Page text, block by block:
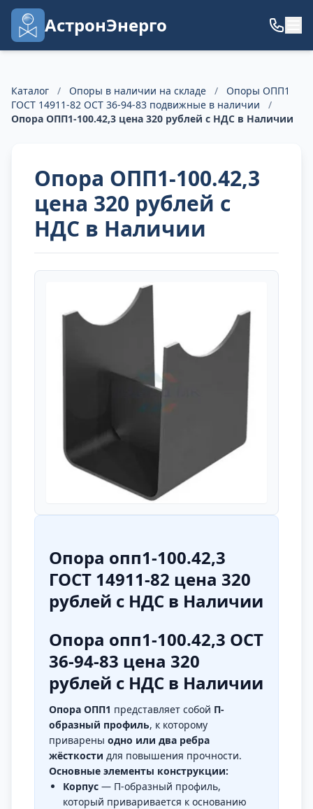
АстронЭнерго
Каталог / Опоры в наличии на складе /
Опоры ОПП1
ГОСТ 14911-82 ОСТ 36-94-83 подвижные в наличии
/
Опора ОПП1-100.42,3 цена 320 рублей с НДС в Наличии
Опора ОПП1-100.42,3
цена 320 рублей с
НДС в Наличии
Опора опп1-100.42,3
ГОСТ 14911-82 цена 320
рублей с НДС в Наличии
Опора опп1-100.42,3 ОСТ
36-94-83 цена 320
рублей с НДС в Наличии
Опора ОПП1 представляет собой П-
образный профиль, к которому
приварены одно или два ребра
жёсткости для повышения прочности.
Основные элементы конструкции:
Корпус — П-образный профиль,
который приваривается к основанию